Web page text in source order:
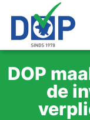
DOP
de